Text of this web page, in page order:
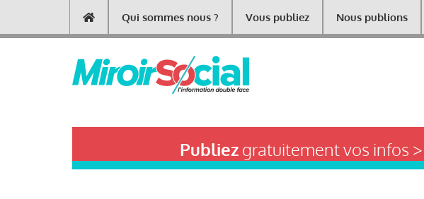
contenu
Main
navigation
Qui sommes nous ? Vous publiez Nous publions
Publiezgratuitement vos infos >